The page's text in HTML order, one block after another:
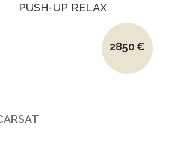
: 13960€.
: 10655€.
Le prix initial
2850€
Le prix actuel
PUSH-UP RELAX